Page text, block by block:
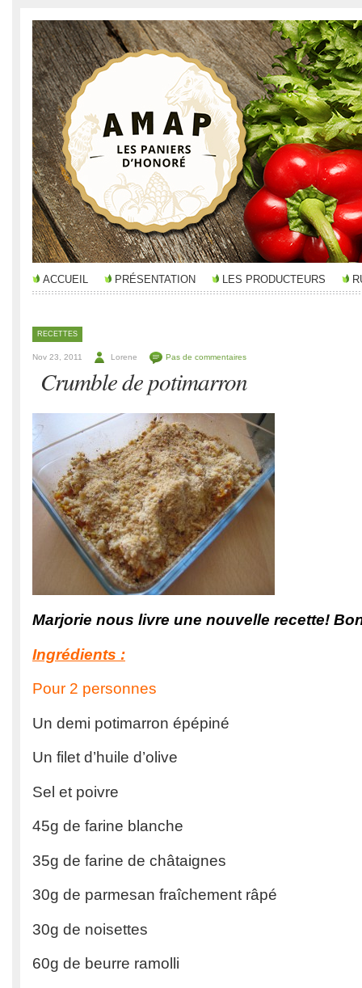
ACCUEIL PRÉSENTATION LES PRODUCTEURS
RECETTES
Nov 23, 2011 Lorene Pas de commentaires
Crumble de potimarron
Marjorie nous livre une nouvelle recette!
Ingrédients :
Pour 2 personnes
Un demi potimarron épépiné
Un filet d’huile d’olive
Sel et poivre
45g de farine blanche
35g de farine de châtaignes
30g de parmesan fraîchement râpé
30g de noisettes
60g de beurre ramolli